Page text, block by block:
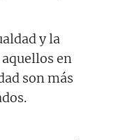
y la
en
son más